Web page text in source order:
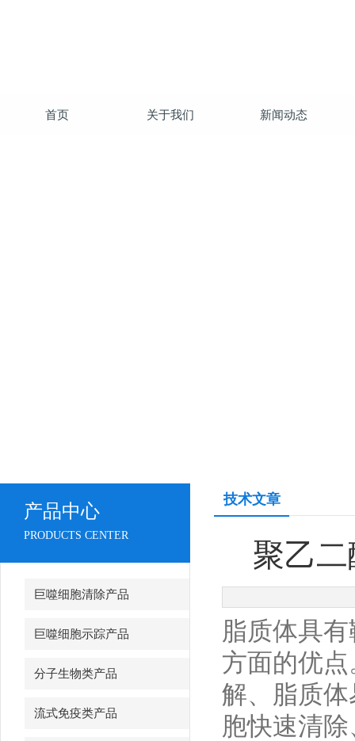
首页 关于我们 新闻动态
产品中心
PRODUCTS CENTER
巨噬细胞清除产品
巨噬细胞示踪产品
分子生物类产品
流式免疫类产品
技术文章
聚乙二
脂质体具
方面的优
解、脂质
胞快速清